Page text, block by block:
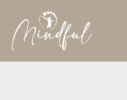
Zum
Inhalt